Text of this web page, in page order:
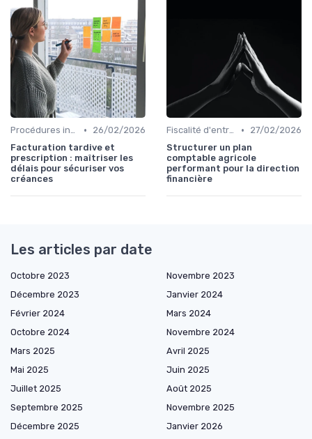
Procédures internes •
26/02/2026
Facturation tardive et
prescription : maîtriser les
délais pour sécuriser vos
créances
Fiscalité d'entreprise •
27/02/2026
Structurer un plan
comptable agricole
performant pour la direction
financière
Les articles par date
Octobre 2023
Novembre 2023
Décembre 2023
Janvier 2024
Février 2024
Mars 2024
Octobre 2024
Novembre 2024
Mars 2025
Avril 2025
Mai 2025
Juin 2025
Juillet 2025
Août 2025
Septembre 2025
Novembre 2025
Décembre 2025
Janvier 2026